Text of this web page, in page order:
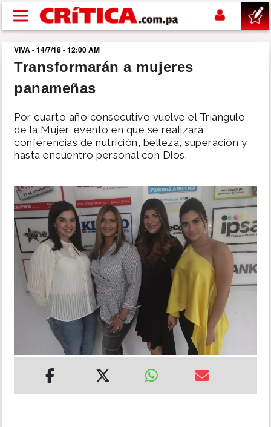
Pasar al contenido principal
buscar
SUCESOS
NACIONAL
POLÍTICA
SHOW
DEPORTES
MUNDO
INSÓLITAS
MULTIMEDIA
VIVA - 14/7/18 - 12:00 AM
Transformarán a mujeres
panameñas
Por cuarto año consecutivo vuelve el Triángulo
de la Mujer, evento en que se realizará
conferencias de nutrición, belleza, superación y
hasta encuentro personal con Dios.